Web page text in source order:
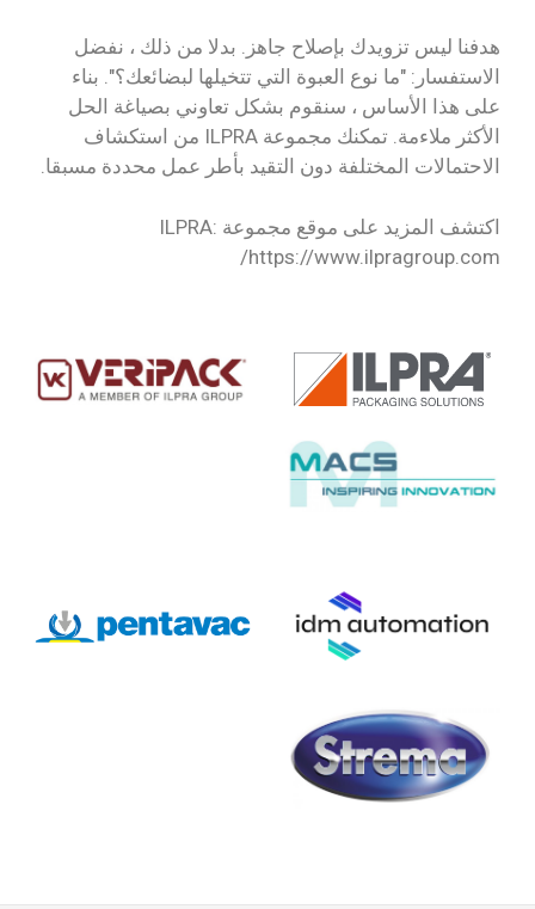
هدفنا ليس تزويدك بإصلاح جاهز. بدلا من ذلك ، نفضل
الاستفسار: "ما نوع العبوة التي تتخيلها لبضائعك؟". بناء
على هذا الأساس ، سنقوم بشكل تعاوني بصياغة الحل
الأكثر ملاءمة. تمكنك مجموعة ILPRA من استكشاف
الاحتمالات المختلفة دون التقيد بأطر عمل محددة مسبقا.
اكتشف المزيد على موقع مجموعة ILPRA:
https://www.ilpragroup.com/